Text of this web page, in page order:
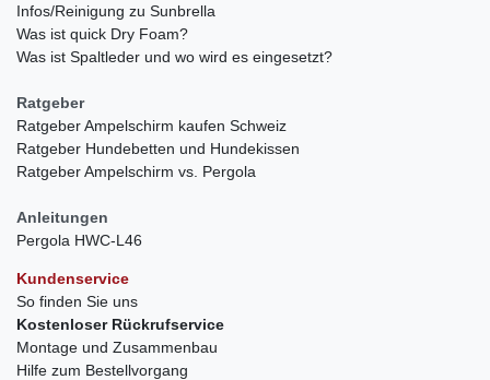
Infos/Reinigung zu Sunbrella
Was ist quick Dry Foam?
Was ist Spaltleder und wo wird es eingesetzt?
Ratgeber
Ratgeber Ampelschirm kaufen Schweiz
Ratgeber Hundebetten und Hundekissen
Ratgeber Ampelschirm vs. Pergola
Anleitungen
Pergola HWC-L46
Kundenservice
So finden Sie uns
Kostenloser Rückrufservice
Montage und Zusammenbau
Hilfe zum Bestellvorgang